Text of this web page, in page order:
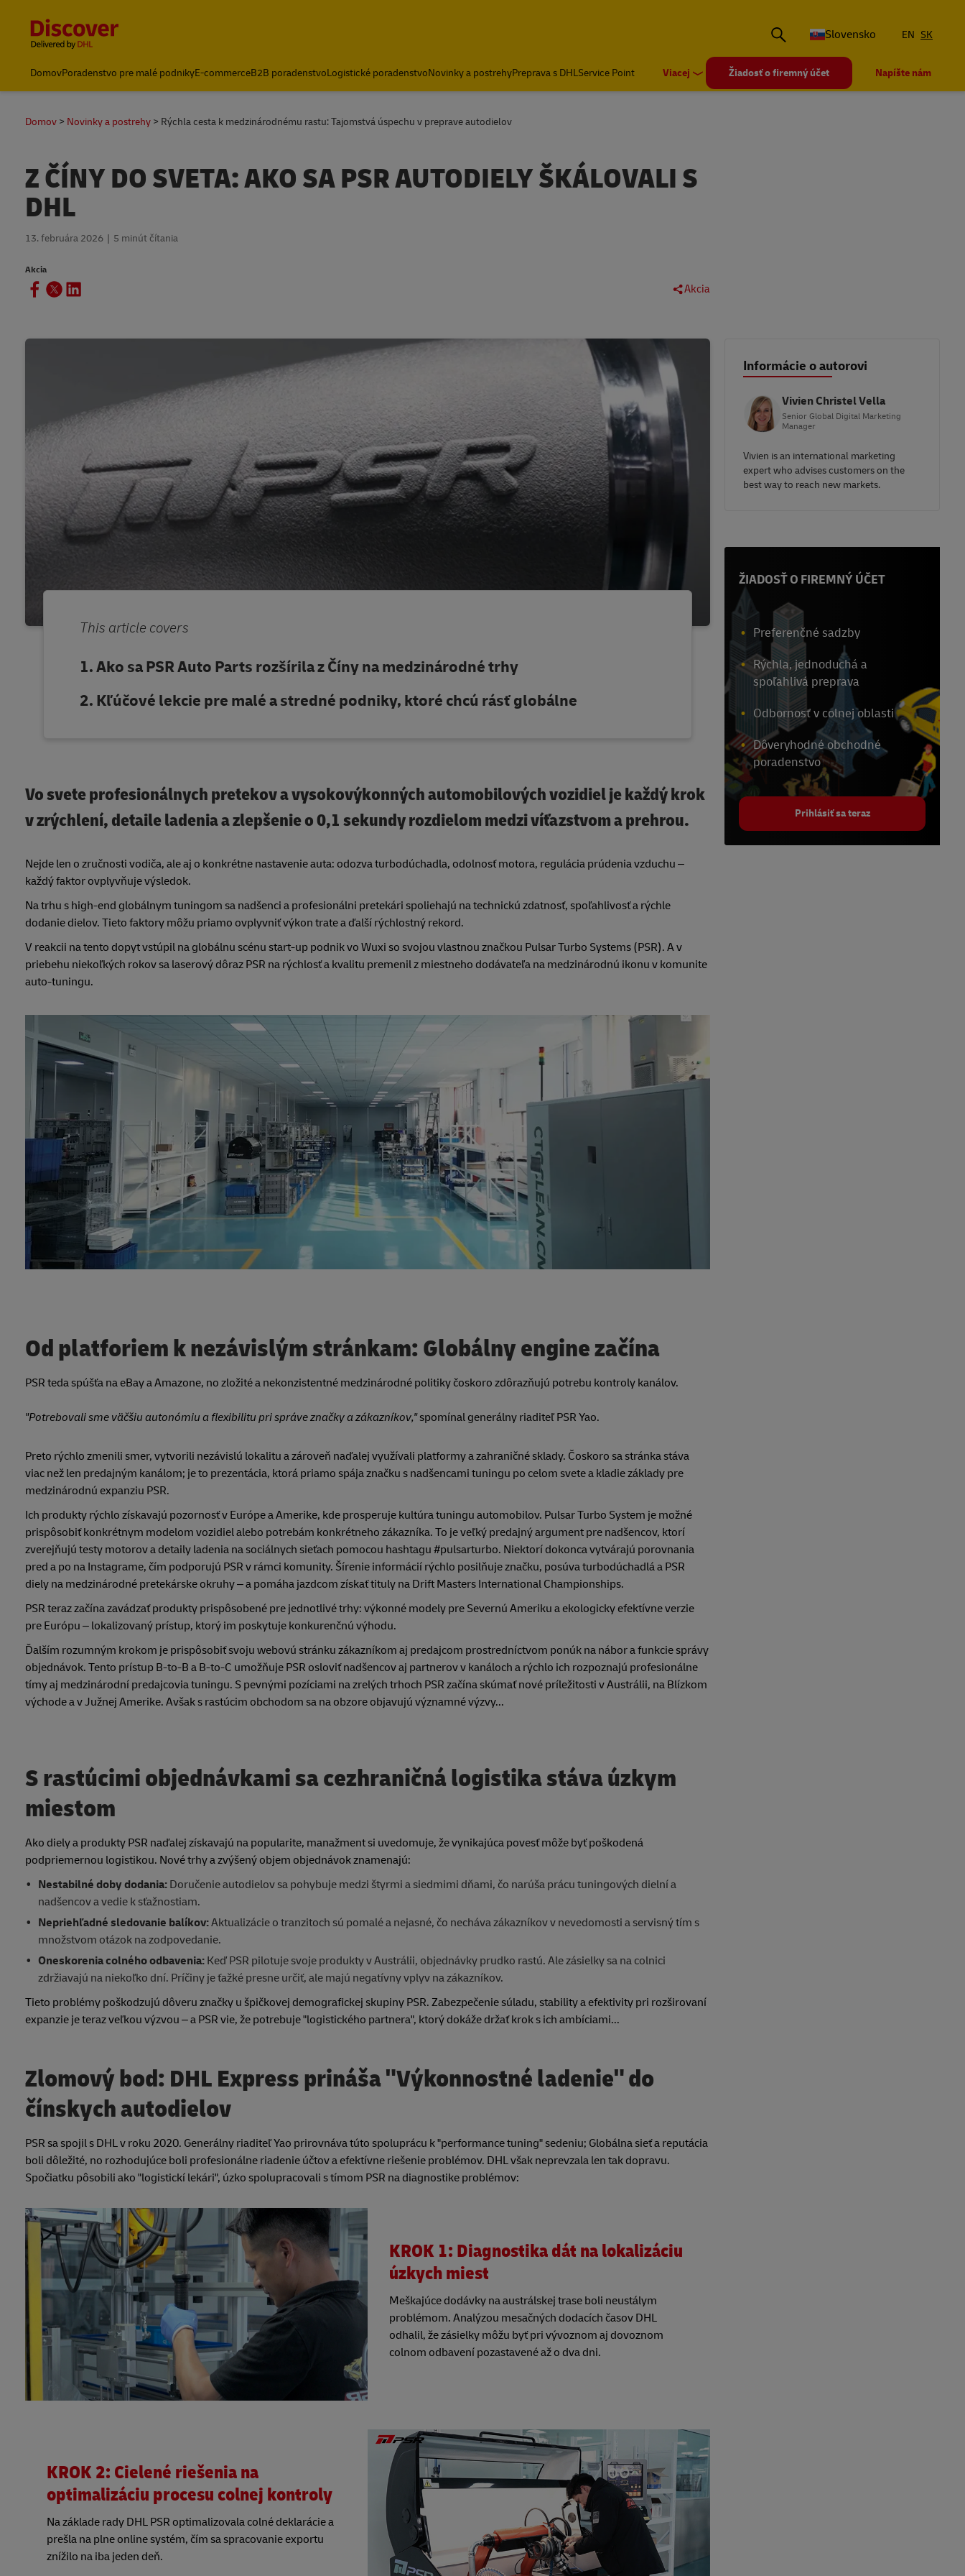
Slovensko
EN SK
DomovPoradenstvo pre malé podnikyE-commerceB2B poradenstvoLogistické poradenstvoNovinky a postrehyPreprava s DHLService Point Viacej Žiadosť o firemný účet Napíšte nám
Domov Novinky a postrehy Rýchla cesta k medzinárodnému rastu: Tajomstvá úspechu v preprave autodielov
Z ČÍNY DO SVETA: AKO SA PSR AUTODIELY ŠKÁLOVALI S
DHL
13. februára 2026 5 minút čítania
Akcia
Akcia
This article covers
Ako sa PSR Auto Parts rozšírila z Číny na medzinárodné trhy
Kľúčové lekcie pre malé a stredné podniky, ktoré chcú rásť globálne
Vo svete profesionálnych pretekov a vysokovýkonných automobilových vozidiel je každý krok
v zrýchlení, detaile ladenia a zlepšenie o 0,1 sekundy rozdielom medzi víťazstvom a prehrou.
Nejde len o zručnosti vodiča, ale aj o konkrétne nastavenie auta: odozva turbodúchadla, odolnosť motora, regulácia prúdenia vzduchu –
každý faktor ovplyvňuje výsledok.
Na trhu s high-end globálnym tuningom sa nadšenci a profesionálni pretekári spoliehajú na technickú zdatnosť, spoľahlivosť a rýchle
dodanie dielov. Tieto faktory môžu priamo ovplyvniť výkon trate a ďalší rýchlostný rekord.
V reakcii na tento dopyt vstúpil na globálnu scénu start-up podnik vo Wuxi so svojou vlastnou značkou Pulsar Turbo Systems (PSR). A v
priebehu niekoľkých rokov sa laserový dôraz PSR na rýchlosť a kvalitu premenil z miestneho dodávateľa na medzinárodnú ikonu v komunite
auto-tuningu.
Od platforiem k nezávislým stránkam: Globálny engine začína
PSR teda spúšťa na eBay a Amazone, no zložité a nekonzistentné medzinárodné politiky čoskoro zdôrazňujú potrebu kontroly kanálov.
"Potrebovali sme väčšiu autonómiu a flexibilitu pri správe značky a zákazníkov,"spomínal generálny riaditeľ PSR Yao.
Preto rýchlo zmenili smer, vytvorili nezávislú lokalitu a zároveň naďalej využívali platformy a zahraničné sklady. Čoskoro sa stránka stáva
viac než len predajným kanálom; je to prezentácia, ktorá priamo spája značku s nadšencami tuningu po celom svete a kladie základy pre
medzinárodnú expanziu PSR.
Ich produkty rýchlo získavajú pozornosť v Európe a Amerike, kde prosperuje kultúra tuningu automobilov. Pulsar Turbo System je možné
prispôsobiť konkrétnym modelom vozidiel alebo potrebám konkrétneho zákazníka. To je veľký predajný argument pre nadšencov, ktorí
zverejňujú testy motorov a detaily ladenia na sociálnych sieťach pomocou hashtagu #pulsarturbo. Niektorí dokonca vytvárajú porovnania
pred a po na Instagrame, čím podporujú PSR v rámci komunity. Šírenie informácií rýchlo posilňuje značku, posúva turbodúchadlá a PSR
diely na medzinárodné pretekárske okruhy – a pomáha jazdcom získať tituly na Drift Masters International Championships.
PSR teraz začína zavádzať produkty prispôsobené pre jednotlivé trhy: výkonné modely pre Severnú Ameriku a ekologicky efektívne verzie
pre Európu – lokalizovaný prístup, ktorý im poskytuje konkurenčnú výhodu.
Ďalším rozumným krokom je prispôsobiť svoju webovú stránku zákazníkom aj predajcom prostredníctvom ponúk na nábor a funkcie správy
objednávok. Tento prístup B-to-B a B-to-C umožňuje PSR osloviť nadšencov aj partnerov v kanáloch a rýchlo ich rozpoznajú profesionálne
tímy aj medzinárodní predajcovia tuningu. S pevnými pozíciami na zrelých trhoch PSR začína skúmať nové príležitosti v Austrálii, na Blízkom
východe a v Južnej Amerike. Avšak s rastúcim obchodom sa na obzore objavujú významné výzvy...
S rastúcimi objednávkami sa cezhraničná logistika stáva úzkym
miestom
Ako diely a produkty PSR naďalej získavajú na popularite, manažment si uvedomuje, že vynikajúca povesť môže byť poškodená
podpriemernou logistikou. Nové trhy a zvýšený objem objednávok znamenajú:
Nestabilné doby dodania: Doručenie autodielov sa pohybuje medzi štyrmi a siedmimi dňami, čo narúša prácu tuningových dielní a
nadšencov a vedie k sťažnostiam.
Nepriehľadné sledovanie balíkov:Aktualizácie o tranzitoch sú pomalé a nejasné, čo necháva zákazníkov v nevedomosti a servisný tím s
množstvom otázok na zodpovedanie.
Oneskorenia colného odbavenia:Keď PSR pilotuje svoje produkty v Austrálii, objednávky prudko rastú. Ale zásielky sa na colnici
zdržiavajú na niekoľko dní. Príčiny je ťažké presne určiť, ale majú negatívny vplyv na zákazníkov.
Tieto problémy poškodzujú dôveru značky u špičkovej demografickej skupiny PSR. Zabezpečenie súladu, stability a efektivity pri rozširovaní
expanzie je teraz veľkou výzvou – a PSR vie, že potrebuje "logistického partnera", ktorý dokáže držať krok s ich ambíciami...
Zlomový bod: DHL Express prináša "Výkonnostné ladenie" do
čínskych autodielov
PSR sa spojil s DHL v roku 2020. Generálny riaditeľ Yao prirovnáva túto spoluprácu k "performance tuning" sedeniu; Globálna sieť a reputácia
boli dôležité, no rozhodujúce boli profesionálne riadenie účtov a efektívne riešenie problémov. DHL však neprevzala len tak dopravu.
Spočiatku pôsobili ako "logistickí lekári", úzko spolupracovali s tímom PSR na diagnostike problémov:
KROK 1: Diagnostika dát na lokalizáciu
úzkych miest
Meškajúce dodávky na austrálskej trase boli neustálym
problémom. Analýzou mesačných dodacích časov DHL
odhalil, že zásielky môžu byť pri vývoznom aj dovoznom
colnom odbavení pozastavené až o dva dni.
KROK 2: Cielené riešenia na
optimalizáciu procesu colnej kontroly
Na základe rady DHL PSR optimalizovala colné deklarácie a
prešla na plne online systém, čím sa spracovanie exportu
znížilo na iba jeden deň.
Informácie o autorovi
Vivien Christel Vella
Senior Global Digital Marketing
Manager
Vivien is an international marketing
expert who advises customers on the
best way to reach new markets.
ŽIADOSŤ O FIREMNÝ ÚČET
Preferenčné sadzby
Rýchla, jednoduchá a
spoľahlivá preprava
Odbornosť v colnej oblasti
Dôveryhodné obchodné
poradenstvo
Prihlásiť sa teraz